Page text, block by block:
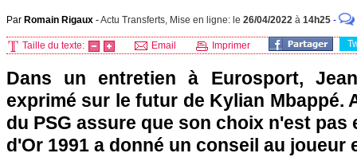
Par Romain Rigaux -Actu Transferts, Mise en ligne: le 26/04/2022 à 14h25 -
Taille du texte: Email Imprimer
Dans un entretien à Eurosport,
exprimé sur le futur de Kylian Mbappé.
du PSG assure que son choix n'est pas
d'Or 1991 a donné un conseil au joueur